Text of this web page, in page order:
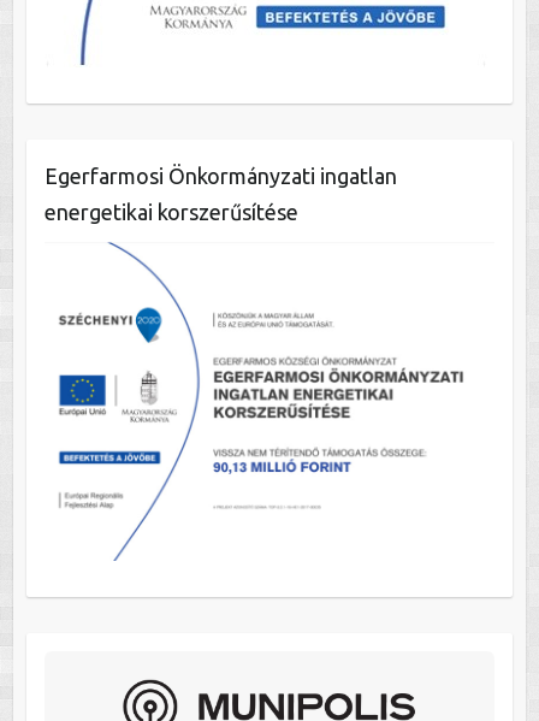
Egerfarmosi Önkormányzati ingatlan
energetikai korszerűsítése